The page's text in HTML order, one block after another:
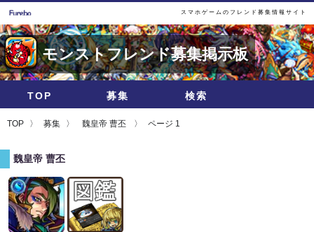
スマホゲームのフレンド募集情報サイト
モンストフレンド募集掲示板
TOP 募集 検索
TOP 募集 魏皇帝 曹丕 ページ 1
魏皇帝 曹丕